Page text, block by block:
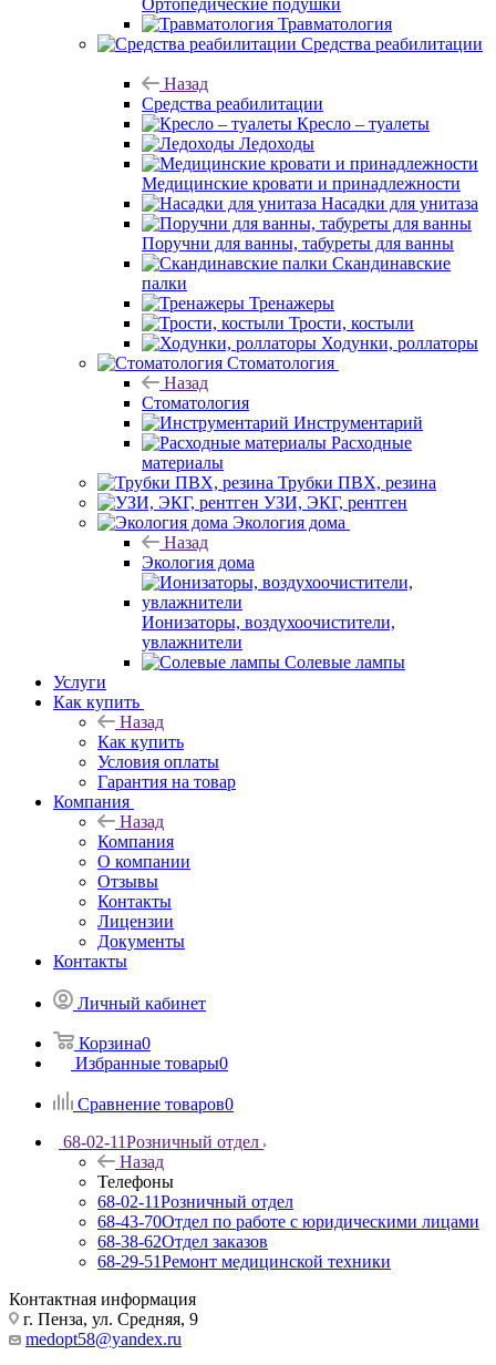
Ортопедические подушки
Травматология
Средства реабилитации
Назад
Средства реабилитации
Кресло – туалеты
Ледоходы
Медицинские кровати и принадлежности
Насадки для унитаза
Поручни для ванны, табуреты для ванны
Скандинавские
палки
Тренажеры
Трости, костыли
Ходунки, роллаторы
Стоматология
Назад
Стоматология
Инструментарий
Расходные
материалы
Трубки ПВХ, резина
УЗИ, ЭКГ, рентген
Экология дома
Назад
Экология дома
Ионизаторы, воздухоочистители,
увлажнители
Солевые лампы
Услуги
Как купить
Назад
Как купить
Условия оплаты
Гарантия на товар
Компания
Назад
Компания
О компании
Отзывы
Контакты
Лицензии
Документы
Контакты
Личный кабинет
Корзина0
Избранные товары0
Сравнение товаров0
68-02-11Розничный отдел
Назад
Телефоны
68-02-11Розничный отдел
68-43-70Отдел по работе с юридическими лицами
68-38-62Отдел заказов
68-29-51Ремонт медицинской техники
Контактная информация
г. Пенза, ул. Средняя, 9
medopt58@yandex.ru